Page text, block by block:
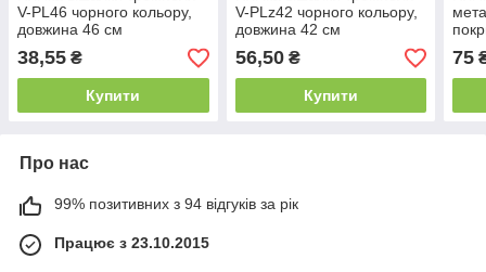
V-PL46 чорного кольору,
довжина 46 см
38,55 ₴
Купити
V-PLz42 чорного кольору,
довжина 42 см
56,50₴
Купити
75
Про нас
99% позитивних з 94 відгуків за рік
Працює з 23.10.2015